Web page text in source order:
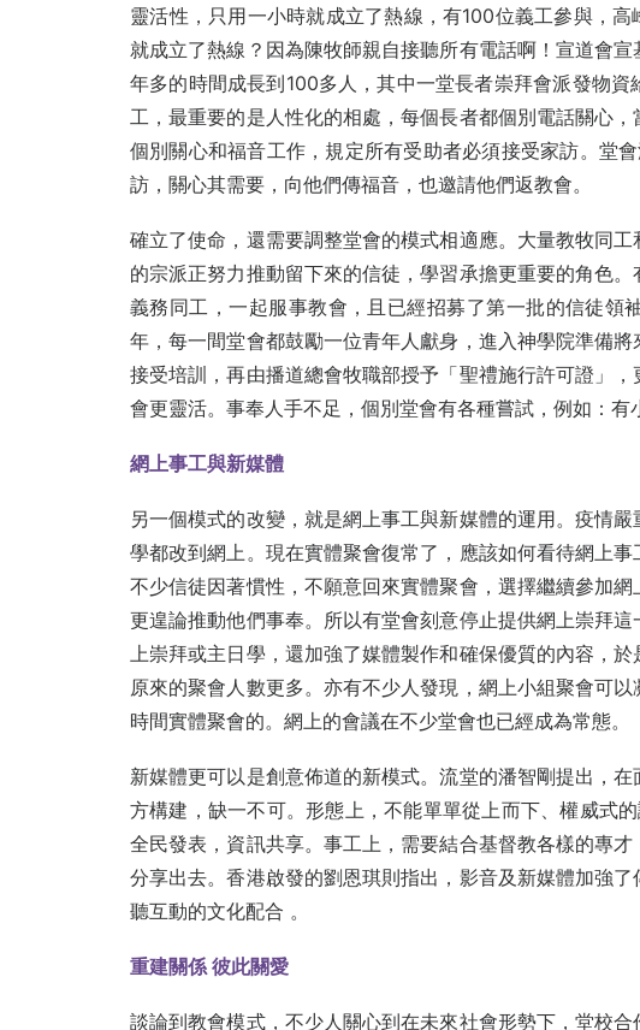
靈活性，只用一小時就成立了熱線，有100位義工參與，
就成立了熱線？因為陳牧師親自接聽所有電話啊！宣道會
年多的時間成長到100多人，其中一堂長者崇拜會派發物
工，最重要的是人性化的相處，每個長者都個別電話關心
個別關心和福音工作，規定所有受助者必須接受家訪。堂
訪，關心其需要，向他們傳福音，也邀請他們返教會。
確立了使命，還需要調整堂會的模式相適應。大量教牧同
的宗派正努力推動留下來的信徒，學習承擔更重要的角色
義務同工，一起服事教會，且已經招募了第一批的信徒領
年，每一間堂會都鼓勵一位青年人獻身，進入神學院準備
接受培訓，再由播道總會牧職部授予「聖禮施行許可證」
會更靈活。事奉人手不足，個別堂會有各種嘗試，例如：有
網上事工與新媒體
另一個模式的改變，就是網上事工與新媒體的運用。疫情
學都改到網上。現在實體聚會復常了，應該如何看待網上事
不少信徒因著慣性，不願意回來實體聚會，選擇繼續參加
更遑論推動他們事奉。所以有堂會刻意停止提供網上崇拜
上崇拜或主日學，還加強了媒體製作和確保優質的內容，
原來的聚會人數更多。亦有不少人發現，網上小組聚會可
時間實體聚會的。網上的會議在不少堂會也已經成為常態。
新媒體更可以是創意佈道的新模式。流堂的潘智剛提出，
方構建，缺一不可。形態上，不能單單從上而下、權威式
全民發表，資訊共享。事工上，需要結合基督教各樣的專
分享出去。香港啟發的劉恩琪則指出，影音及新媒體加強
聽互動的文化配合 。
重建關係 彼此關愛
談論到教會模式，不少人關心到在未來社會形勢下，堂校